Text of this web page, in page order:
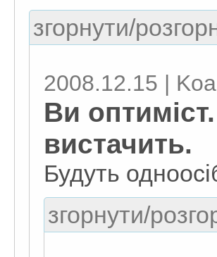
згорнути/
2008.12.15 |
Ви
вистачить.
Будуть
згорнути/